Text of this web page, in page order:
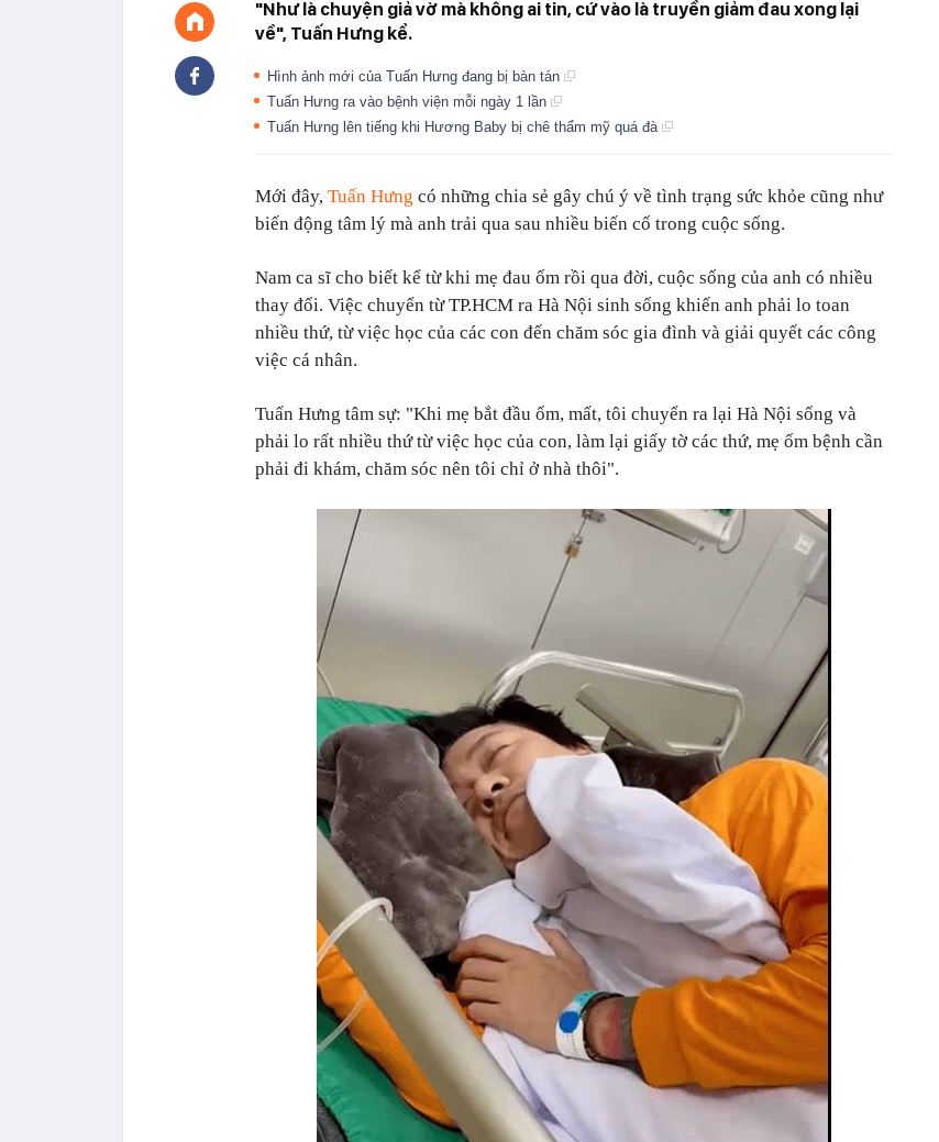
"Như là chuyện giả vờ mà không ai tin, cứ vào là truyền giảm đau xong lại
về", Tuấn Hưng kể.
Hình ảnh mới của Tuấn Hưng đang bị bàn tán
Tuấn Hưng ra vào bệnh viện mỗi ngày 1 lần
Tuấn Hưng lên tiếng khi Hương Baby bị chê thẩm mỹ quá đà
Mới đây, Tuấn Hưng có những chia sẻ gây chú ý về tình trạng sức khỏe cũng như
biến động tâm lý mà anh trải qua sau nhiều biến cố trong cuộc sống.
Nam ca sĩ cho biết kể từ khi mẹ đau ốm rồi qua đời, cuộc sống của anh có nhiều
thay đổi. Việc chuyển từ TP.HCM ra Hà Nội sinh sống khiến anh phải lo toan
nhiều thứ, từ việc học của các con đến chăm sóc gia đình và giải quyết các công
việc cá nhân.
Tuấn Hưng tâm sự: "Khi mẹ bắt đầu ốm, mất, tôi chuyển ra lại Hà Nội sống và
phải lo rất nhiều thứ từ việc học của con, làm lại giấy tờ các thứ, mẹ ốm bệnh cần
phải đi khám, chăm sóc nên tôi chỉ ở nhà thôi".